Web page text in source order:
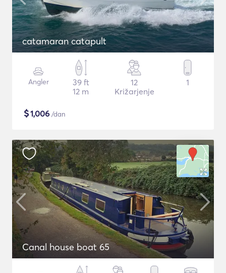
catamaran catapult
Angler
39 ft
12 m
12
Križarjenje
1
$1,006 /dan
Canal house boat 65